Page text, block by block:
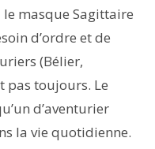
le masque Sagittaire
d’ordre et de
(Bélier,
pas toujours. Le
d’aventurier
la vie quotidienne.